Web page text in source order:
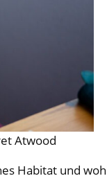
Atwood
Habitat und